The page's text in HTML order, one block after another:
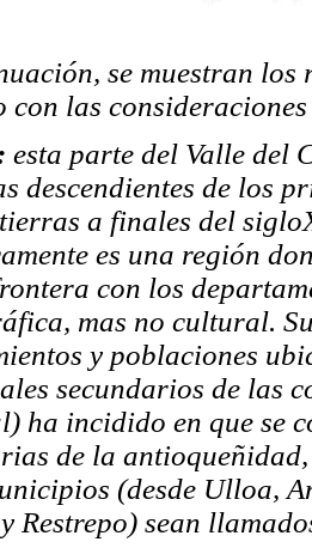
se muestran los
con las
esta parte del Valle del
descendientes de los
a finales del
es una región
con los
mas no cultural.
y poblaciones
secundarios de las
ha incidido en que se
de la
(desde Ulloa,
Restrepo) sean